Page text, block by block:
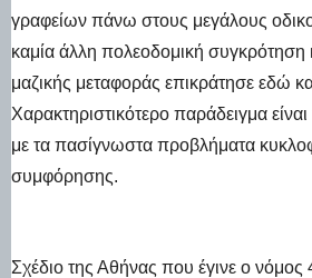
γραφείων πάνω στους μεγάλους
καμία άλλη πολεοδομική
μαζικής μεταφοράς επικράτησε εδώ
Χαρακτηριστικότερο παράδειγμα
με τα πασίγνωστα προβλήματα
συμφόρησης.
Σχέδιο της Αθήνας που έγινε ο